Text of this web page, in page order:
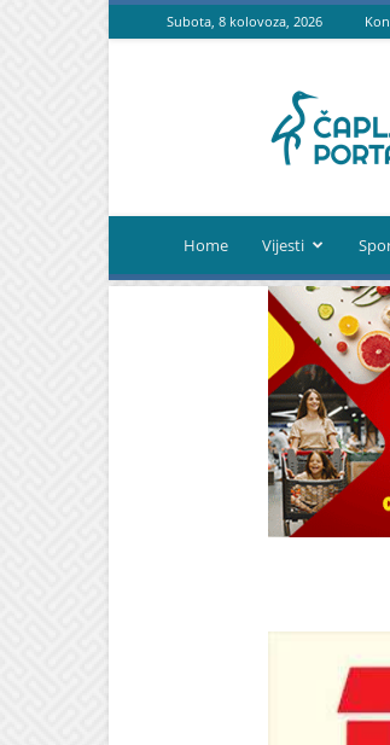
Subota, 8 kolovoza, 2026
Home Vijesti